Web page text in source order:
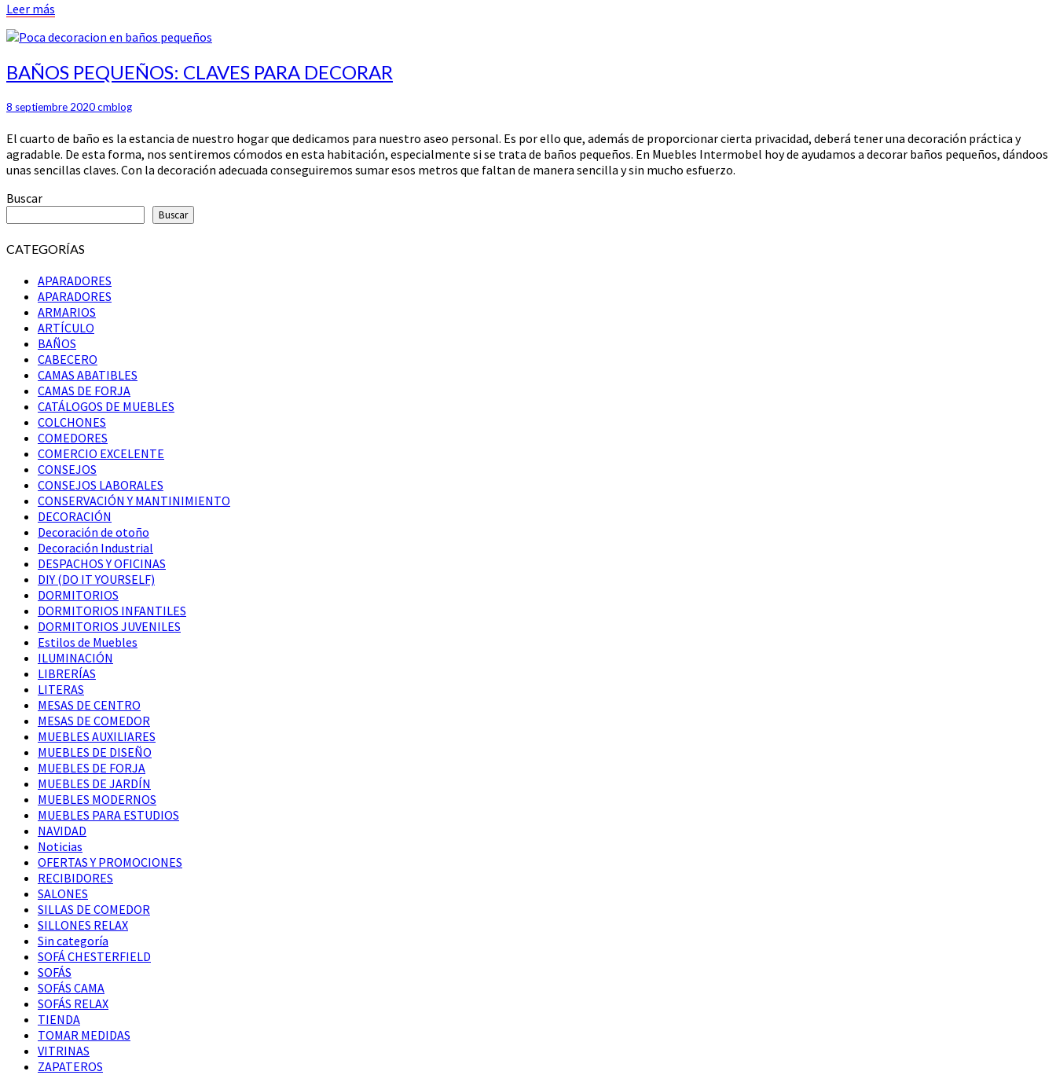
Leer más
BAÑOS
PEQUEÑOS:
CLAVES
PARA
DECORAR
BAÑOS PEQUEÑOS: CLAVES PARA DECORAR
8 septiembre 2020cmblog
El cuarto de baño es la estancia de nuestro hogar que dedicamos para nuestro aseo personal. Es por ello que, además de proporcionar cierta privacidad, deberá tener una decoración práctica y
agradable. De esta forma, nos sentiremos cómodos en esta habitación, especialmente si se trata de baños pequeños. En Muebles Intermobel hoy de ayudamos a decorar baños pequeños, dándoos
unas sencillas claves. Con la decoración adecuada conseguiremos sumar esos metros que faltan de manera sencilla y sin mucho esfuerzo.
Buscar
Buscar
CATEGORÍAS
APARADORES
APARADORES
ARMARIOS
ARTÍCULO
BAÑOS
CABECERO
CAMAS ABATIBLES
CAMAS DE FORJA
CATÁLOGOS DE MUEBLES
COLCHONES
COMEDORES
COMERCIO EXCELENTE
CONSEJOS
CONSEJOS LABORALES
CONSERVACIÓN Y MANTINIMIENTO
DECORACIÓN
Decoración de otoño
Decoración Industrial
DESPACHOS Y OFICINAS
DIY (DO IT YOURSELF)
DORMITORIOS
DORMITORIOS INFANTILES
DORMITORIOS JUVENILES
Estilos de Muebles
ILUMINACIÓN
LIBRERÍAS
LITERAS
MESAS DE CENTRO
MESAS DE COMEDOR
MUEBLES AUXILIARES
MUEBLES DE DISEÑO
MUEBLES DE FORJA
MUEBLES DE JARDÍN
MUEBLES MODERNOS
MUEBLES PARA ESTUDIOS
NAVIDAD
Noticias
OFERTAS Y PROMOCIONES
RECIBIDORES
SALONES
SILLAS DE COMEDOR
SILLONES RELAX
Sin categoría
SOFÁ CHESTERFIELD
SOFÁS
SOFÁS CAMA
SOFÁS RELAX
TIENDA
TOMAR MEDIDAS
VITRINAS
ZAPATEROS